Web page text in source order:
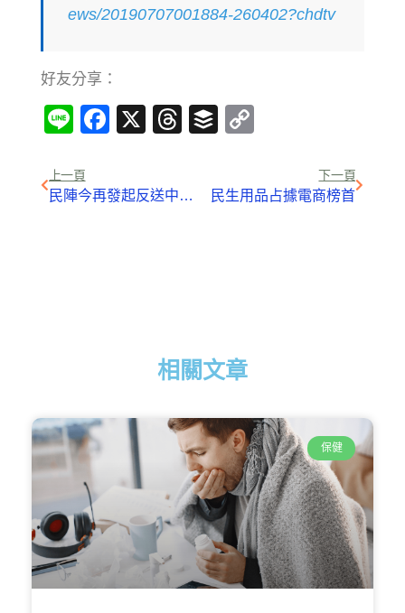
ews/20190707001884-260402?chdtv
好友分享：
LineFacebook
X Threads
Buffer
上一頁
民陣今再發起反送中遊行 政總一帶加強戒備
下一頁
民生用品占據電商榜首
相關文章
保健